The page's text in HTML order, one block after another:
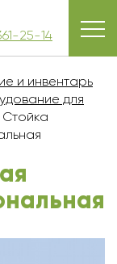
25-14
и инвентарь
для
Стойка